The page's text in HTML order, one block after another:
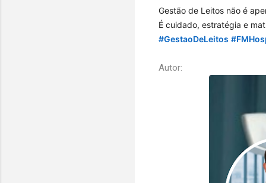
Gestão de Leitos não é
É cuidado, estratégia e
hashtag
#GestaoDeLeitos #
Autor: